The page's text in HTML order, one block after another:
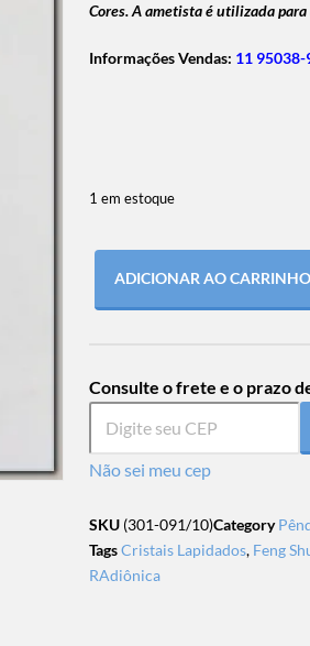
Cores. A ametista é utilizada
Informações Vendas: 11 95038-
1 em estoque
ADICIONAR AO CARRINHO
Consulte o frete e o prazo
Não sei meu cep
SKU (301-091/10)Category
TagsCristais Lapidados, Feng
RAdiônica